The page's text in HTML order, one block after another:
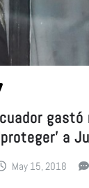
a
May 15, 2018